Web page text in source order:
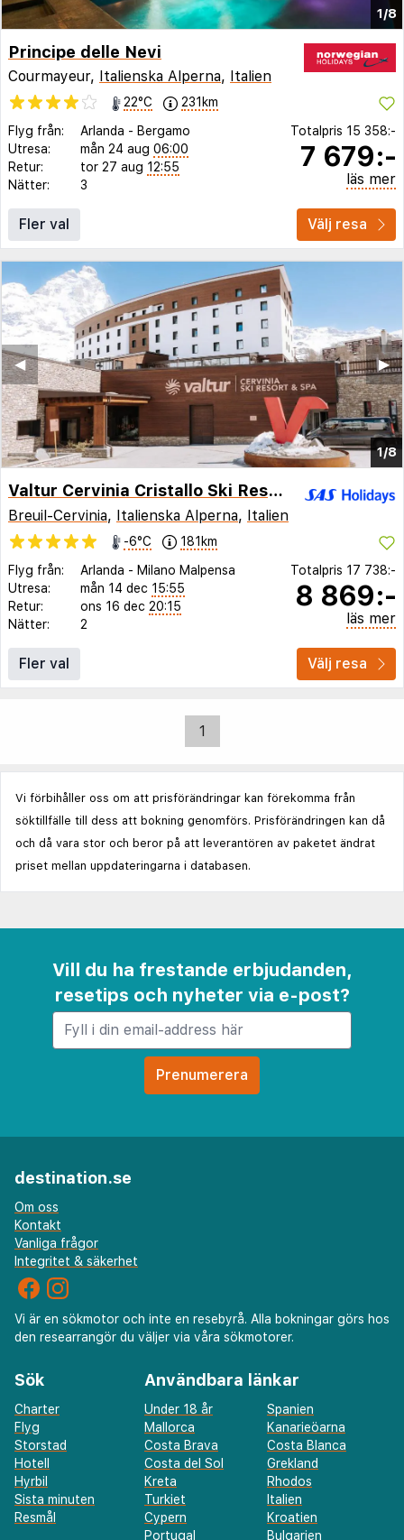
1/8
Principe delle Nevi
Courmayeur, Italienska Alperna, Italien
22°C
231km
Flyg från:
Arlanda - Bergamo
Utresa:
mån 24 aug 06:00
Retur:
tor 27 aug 12:55
Nätter:
3
Totalpris 15 358:-
7 679:-
läs mer
Fler val Välj resa
1/8
▶︎
◀︎
Valtur Cervinia Cristallo Ski Resort
Breuil-Cervinia, Italienska Alperna, Italien
-6°C
181km
Flyg från:
Arlanda - Milano Malpensa
Utresa:
mån 14 dec 15:55
Retur:
ons 16 dec 20:15
Nätter:
2
Totalpris 17 738:-
8 869:-
läs mer
Fler val Välj resa
1
Vi förbihåller oss om att prisförändringar kan förekomma från
söktillfälle till dess att bokning genomförs. Prisförändringen kan då
och då vara stor och beror på att leverantören av paketet ändrat
priset mellan uppdateringarna i databasen.
Vill du ha frestande erbjudanden,
resetips och nyheter via e-post?
destination.se
Om oss
Kontakt
Vanliga frågor
Integritet & säkerhet
Vi är en sökmotor och inte en resebyrå. Alla bokningar görs hos
den researrangör du väljer via våra sökmotorer.
Sök
Charter
Flyg
Storstad
Hotell
Hyrbil
Sista minuten
Resmål
Användbara länkar
Under 18 år
Spanien
Mallorca
Kanarieöarna
Costa Brava
Costa Blanca
Costa del Sol
Grekland
Kreta
Rhodos
Turkiet
Italien
Cypern
Kroatien
Portugal
Bulgarien